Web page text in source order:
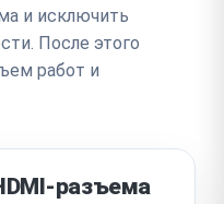
и исключить
После этого
работ и
разъема